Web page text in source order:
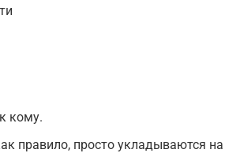
кому.
правило, просто укладываются на